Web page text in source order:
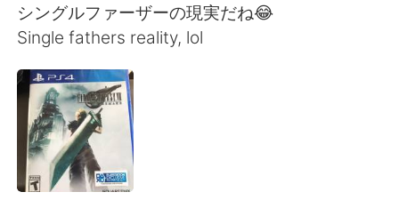
Indonesia Italiano
Türkçe
Português
シングルファーザーの現実だね😂
Single fathers reality, lol